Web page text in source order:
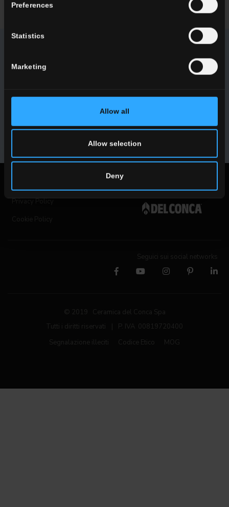
Preferences
Statistics
Marketing
Allow all
Allow selection
Deny
collaborazioni e innovazioni di prodotto.
ISCRIVITI
Privacy Policy
Seguici sui social networks
© 2019 Ceramica del Conca Spa
Tutti i diritti riservati
P. IVA 00819720400
Segnalazione illeciti
Codice Etico MOG